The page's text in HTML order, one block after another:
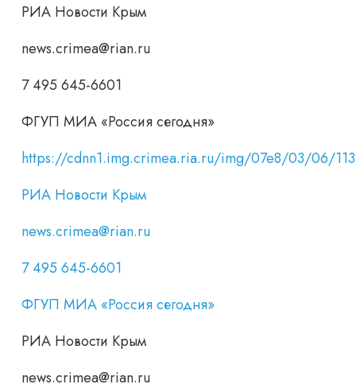
РИА Новости Крым
news.crimea@rian.ru
7 495 645-6601
ФГУП МИА «Россия сегодня»
https://cdnn1.img.crimea.ria.ru/img/07e8/03/06/
РИА Новости Крым
news.crimea@rian.ru
7 495 645-6601
ФГУП МИА «Россия сегодня»
РИА Новости Крым
news.crimea@rian.ru